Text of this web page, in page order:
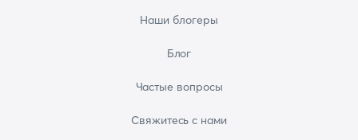
Наши блогеры
Блог
Частые вопросы
Свяжитесь с нами